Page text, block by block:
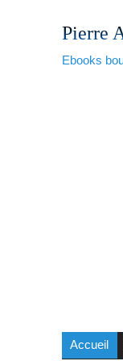
Pierre
Ebooks
Accueil